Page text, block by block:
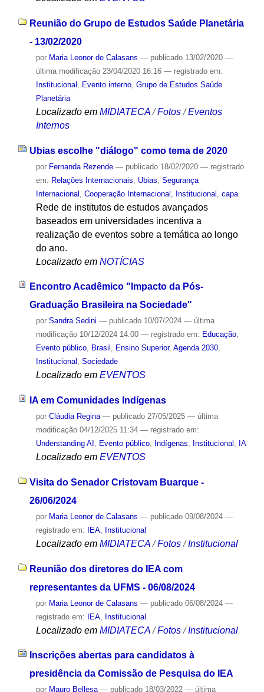
Reunião do Grupo de Estudos Saúde Planetária
- 13/02/2020
por Maria Leonor de Calasans — publicado13/02/2020 —
última modificação23/04/2020 16:16 — registrado em:
Institucional , Evento interno, Grupo de Estudos Saúde
Planetária
Localizado em MIDIATECA /Fotos /Eventos
Internos
Ubias escolhe "diálogo" como tema de 2020
por Fernanda Rezende — publicado18/02/2020 — registrado
em: Relações Internacionais Ubias Segurança
Internacional Cooperação Internacional Institucional capa
Rede de institutos de estudos avançados
baseados em universidades incentiva a
realização de eventos sobre a temática ao longo
do ano.
Localizado em NOTÍCIAS
Encontro Acadêmico "Impacto da Pós-
Graduação Brasileira na Sociedade"
por Sandra Sedini — publicado10/07/2024 — última
modificação10/12/2024 14:00 — registrado em: Educação,
Evento público, Brasil , Ensino Superior, Agenda 2030,
Institucional , Sociedade
Localizado em EVENTOS
IA em Comunidades Indígenas
por Cláudia Regina — publicado27/05/2025 — última
modificação04/12/2025 11:34 — registrado em:
Understanding AI , Evento público, Indígenas, Institucional , IA
Localizado em EVENTOS
Visita do Senador Cristovam Buarque -
26/06/2024
por Maria Leonor de Calasans — publicado09/08/2024 —
registrado em:
IEA, Institucional
Localizado em MIDIATECA /Fotos /Institucional
Reunião dos diretores do IEA com
representantes da UFMS - 06/08/2024
por Maria Leonor de Calasans — publicado06/08/2024 —
registrado em: IEA, Institucional
Localizado em MIDIATECA /Fotos /Institucional
Inscrições abertas para candidatos à
presidência da Comissão de Pesquisa do IEA
por Mauro Bellesa — publicado18/03/2022 — última